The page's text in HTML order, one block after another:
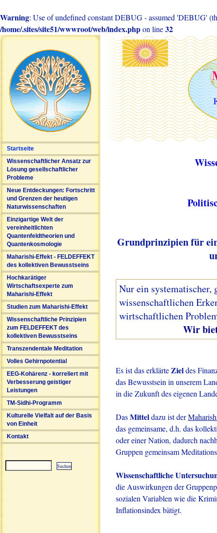
Warning: Use of undefined constant DEBUG - assumed 'DEBUG'
/home/.sites/site51/wwwroot/web/index.phpon line32
Startseite
Wissenschaftlicher Ansatz zur
Lösung gesellschaftlicher
Probleme
Neue Entdeckungen: Fortschritt
und Grenzen der heutigen
Naturwissenschaften
Einzigartige Welt der
vereinheitlichten
Quantenfeldtheorien und
Quantenkosmologie
Maharishi-Effekt - FELDEFFEKT
des kollektiven Bewusstseins
Hochkarätiger
Wirtschaftsexperte zum
Maharishi-Effekt
Studien zum Maharishi-Effekt
Wissenschaftliche Prinzipien
zum FELDEFFEKT des
kollektiven Bewusstseins
Transzendentale Meditation
Volles Gehirnpotential
EEG-Kohärenz - korreliert mit
Verbesserung geistiger
Leistungen
TM-Sidhi-Programm
Kulturelle Vielfalt auf der Basis
von Einheit
Kontakt
Grundprinzipien für
Nur ein systematischer,
wissenschaftlichen
wirtschaftlichen
Wir bieten
Es ist das erklärteZieldes
das Bewusstsein in unserem
in die Zukunft des eigenen
DasMitteldazu ist der
das gemeinsame, d.h. das
oder einer Nation, dadurch
Gruppen gemeinsam
Wissenschaftliche
die Auswirkungen der
sozialen Variablen wie die
Inflationsindex bätigt.